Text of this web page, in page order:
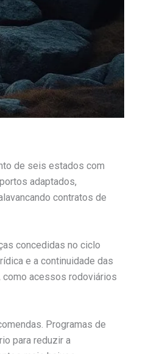
de seis estados com
adaptados,
contratos de
concedidas no ciclo
e a continuidade das
acessos rodoviários
Programas de
para reduzir a